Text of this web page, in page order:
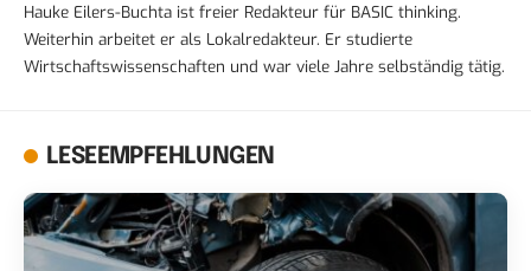
Hauke Eilers-Buchta ist freier Redakteur für BASIC thinking.
Weiterhin arbeitet er als Lokalredakteur. Er studierte
Wirtschaftswissenschaften und war viele Jahre selbständig tätig.
LESEEMPFEHLUNGEN